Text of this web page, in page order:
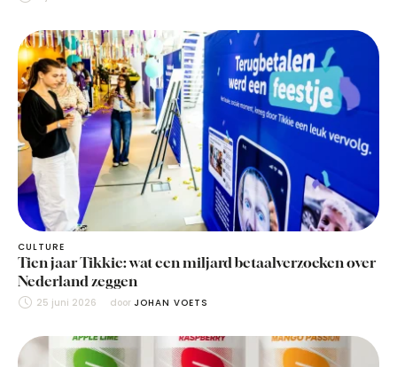
CULTURE
Tien jaar Tikkie: wat een miljard betaalverzoeken over
Nederland zeggen
25 juni 2026 door JOHAN VOETS